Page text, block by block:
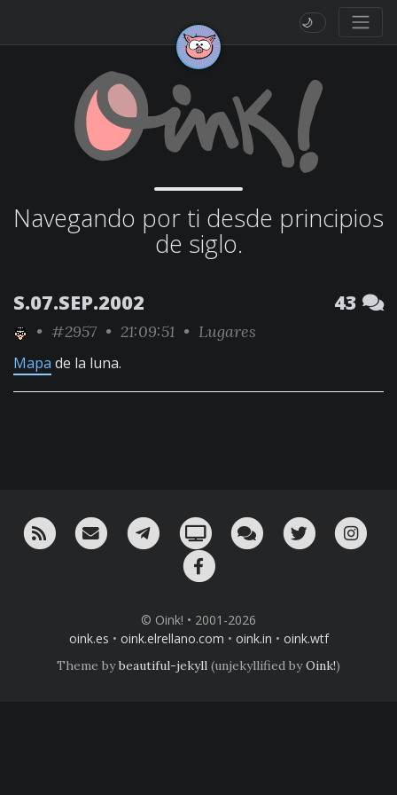
🌙
Navegando por ti desde principios
de siglo.
S.07.SEP.2002 43
• #2957 • 21:09:51 • Lugares
Mapa de la luna.
RSS ¡Mándame un email!¡Nuestro canal en Telegram!
Oink! TV Charla con nosotros
Twitter
© Oink! • 2001-2026
oink.es • oink.elrellano.com • oink.in • oink.wtf
Theme bybeautiful-jekyll (unjekyllified byOink!)